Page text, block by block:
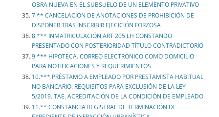
OBRA NUEVA EN EL SUBSUELO DE UN ELEMENTO PRIVATIVO
7.** CANCELACIÓN DE ANOTACIONES DE PROHIBICIÓN DE
DISPONER TRAS INSCRIBIR EJECICIÓN FORZOSA
8.*** INMATRICULACIÓN ART 205 LH CONSTANDO
PRESENTADO CON POSTERIORIDAD TÍTULO CONTRADICTORIO
9.*** HIPOTECA. CORREO ELECTRÓNICO COMO DOMICILIO
PARA NOTIFICACIONES Y REQUERIMIENTOS
10.*** PRÉSTAMO A EMPLEADO POR PRESTAMISTA HABITUAL
NO BANCARIO. REQUISITOS PARA EXCLUSIÓN DE LA LEY
5/2019. TAE. ACREDITACIÓN DE LA CONDICIÓN DE EMPLEADO.
11.** CONSTANCIA REGISTRAL DE TERMINACIÓN DE